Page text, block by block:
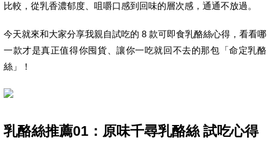
比較，從乳香濃郁度、咀嚼口感到回味的層次感，通通不放過。
今天就來和大家分享我親自試吃的 8 款可即食乳酪絲心得，看看哪
一款才是真正值得你囤貨、讓你一吃就回不去的那包「命定乳酪
絲」！
乳酪絲推薦01：原味千尋乳酪絲 試吃心得